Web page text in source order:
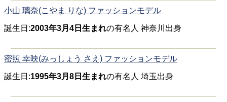
小山 璃奈(こやま りな) ファッションモデル
誕生日:2003年3月4日生まれの有名人 神奈川出身
密照 幸映(みっしょう さえ) ファッションモデル
誕生日:1995年3月8日生まれの有名人 埼玉出身